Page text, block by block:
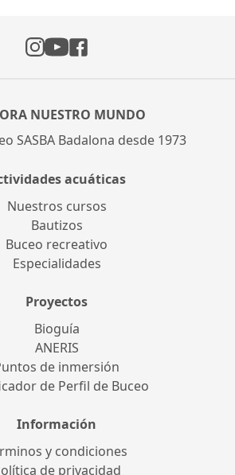
NUESTRO MUNDO
SASBA Badalona desde 1973
acuáticas
Nuestros cursos
Bautizos
Buceo recreativo
Especialidades
Proyectos
Bioguía
ANERIS
de inmersión
de Perfil de Buceo
Información
y condiciones
de privacidad